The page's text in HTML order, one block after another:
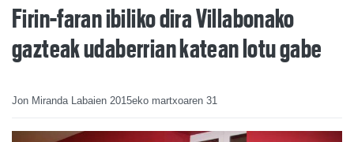
Firin-faran ibiliko dira Villabonako
gazteak udaberrian katean lotu gabe
Jon Miranda Labaien 2015eko martxoaren 31